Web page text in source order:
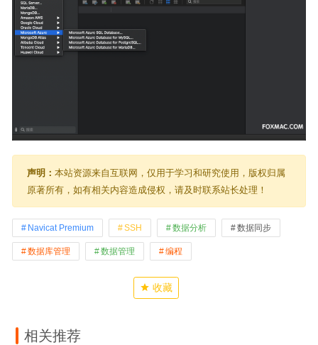
声明： 本站资源来自互联网，仅用于学习和研究使用，版权归属
原著所有，如有相关内容造成侵权，请及时联系站长处理！
Navicat Premium SSH 数据分析 数据同步
数据库管理 数据管理 编程
收藏
相关推荐